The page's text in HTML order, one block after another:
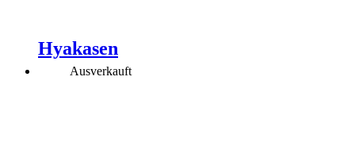
Hyakasen
Ausverkauft